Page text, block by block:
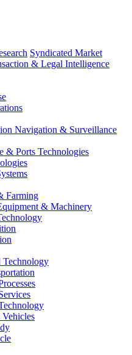
Syndicated Market
& Legal Intelligence
Navigation & Surveillance
& Ports Technologies
Farming
& Machinery
Technology